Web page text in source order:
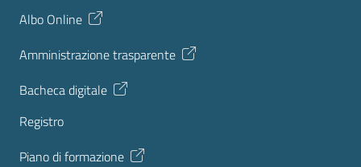
Albo Online
Amministrazione trasparente
Bacheca digitale
Registro
Piano di formazione